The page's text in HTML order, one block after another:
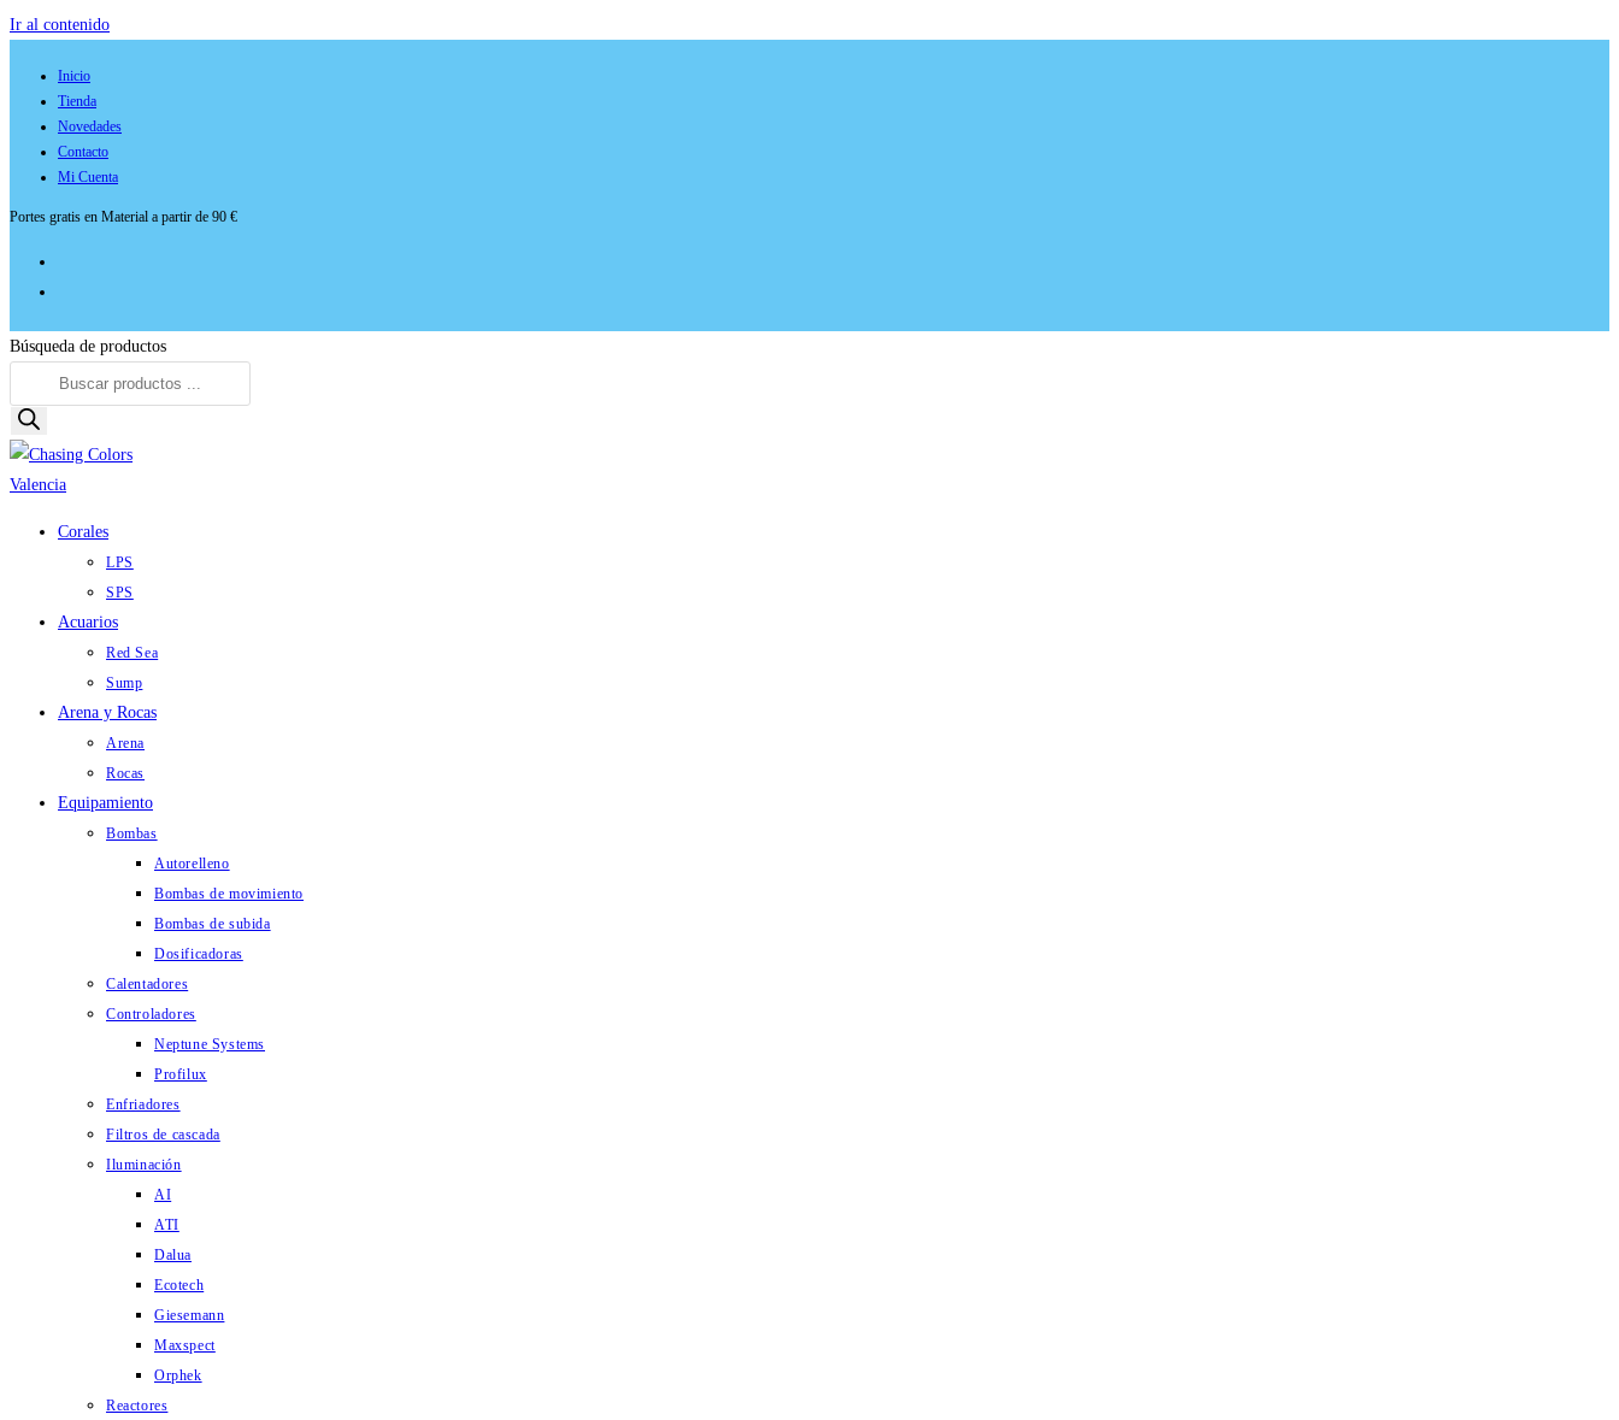
Ir al contenido
Inicio
Tienda
Novedades
Contacto
Mi Cuenta
Portes gratis en Material a partir de 90 €
Búsqueda de productos
Corales
LPS
SPS
Acuarios
Red Sea
Sump
Arena y Rocas
Arena
Rocas
Equipamiento
Bombas
Autorelleno
Bombas de movimiento
Bombas de subida
Dosificadoras
Calentadores
Controladores
Neptune Systems
Profilux
Enfriadores
Filtros de cascada
Iluminación
AI
ATI
Dalua
Ecotech
Giesemann
Maxspect
Orphek
Reactores